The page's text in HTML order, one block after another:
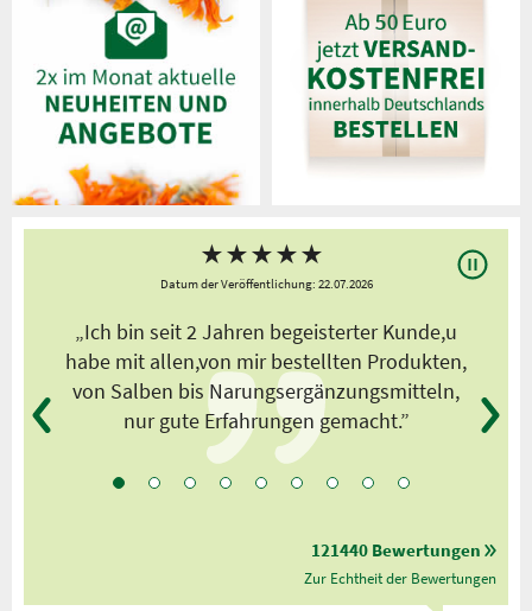
★★★★★
Datum der Veröffentlichung: 22.07.2026
„Ich bin seit 2 Jahren begeisterter Kunde,u
habe mit allen,von mir bestellten Produkten,
von Salben bis Narungsergänzungsmitteln,
nur gute Erfahrungen gemacht.”
121440 Bewertungen
Zur Echtheit der Bewertungen